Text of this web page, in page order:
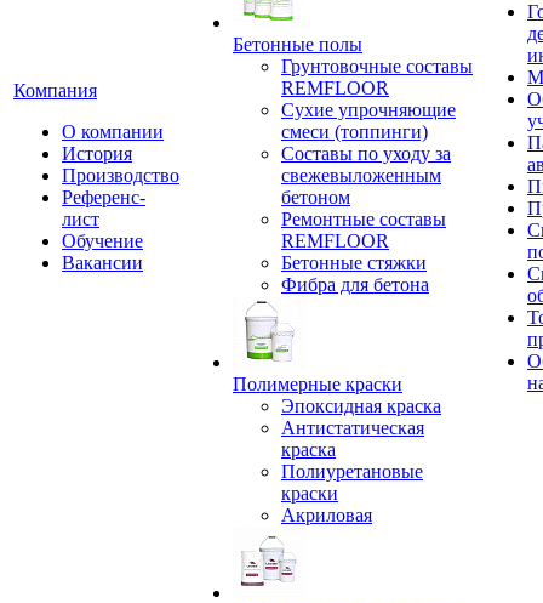
Компания
О компании
История
Производство
Референс-
лист
Обучение
Вакансии
Бетонные полы
Грунтовочные составы
REMFLOOR
Сухие упрочняющие
смеси (топпинги)
Составы по уходу за
свежевыложенным
бетоном
Ремонтные составы
REMFLOOR
Бетонные стяжки
Фибра для бетона
Полимерные краски
Эпоксидная краска
Антистатическая
краска
Полиуретановые
краски
Акриловая